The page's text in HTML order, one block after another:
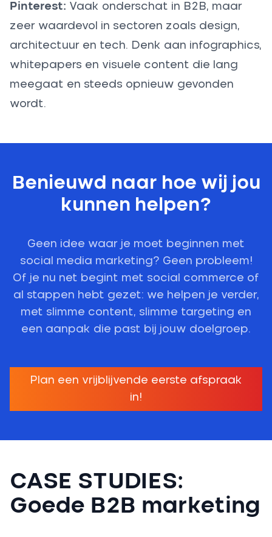
Pinterest: Vaak onderschat in B2B, maar
zeer waardevol in sectoren zoals design,
architectuur en tech. Denk aan infographics,
whitepapers en visuele content die lang
meegaat en steeds opnieuw gevonden
wordt.
Benieuwd naar hoe wij jou
kunnen helpen?
Geen idee waar je moet beginnen met
social media marketing? Geen probleem!
Of je nu net begint met social commerce of
al stappen hebt gezet: we helpen je verder,
met slimme content, slimme targeting en
een aanpak die past bij jouw doelgroep.
Plan een vrijblijvende eerste afspraak
in!
CASE STUDIES:
Goede B2B marketing